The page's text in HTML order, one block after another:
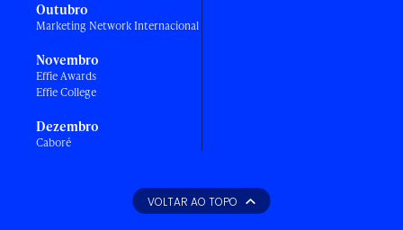
Outubro
Marketing Network Internacional
Novembro
Effie Awards
Effie College
Dezembro
Caboré
VOLTAR AO TOPO